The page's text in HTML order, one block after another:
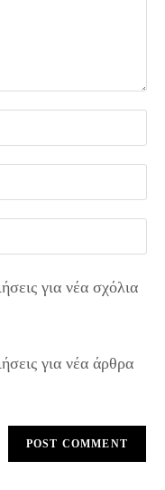
για νέα σχόλια
για νέα άρθρα